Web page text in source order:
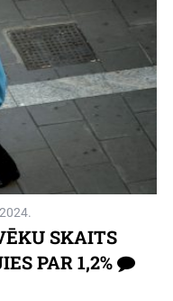
SKAITS
PAR 1,2%